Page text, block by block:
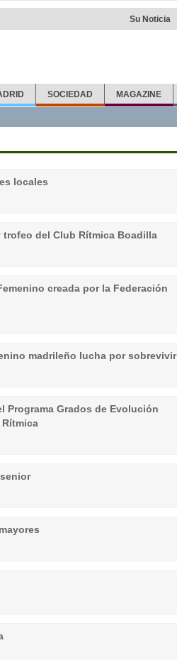
Su Noticia
SOCIEDAD MAGAZINE
locales
del Club Rítmica Boadilla
creada por la Federación
madrileño lucha por sobrevivir
Programa Grados de Evolución